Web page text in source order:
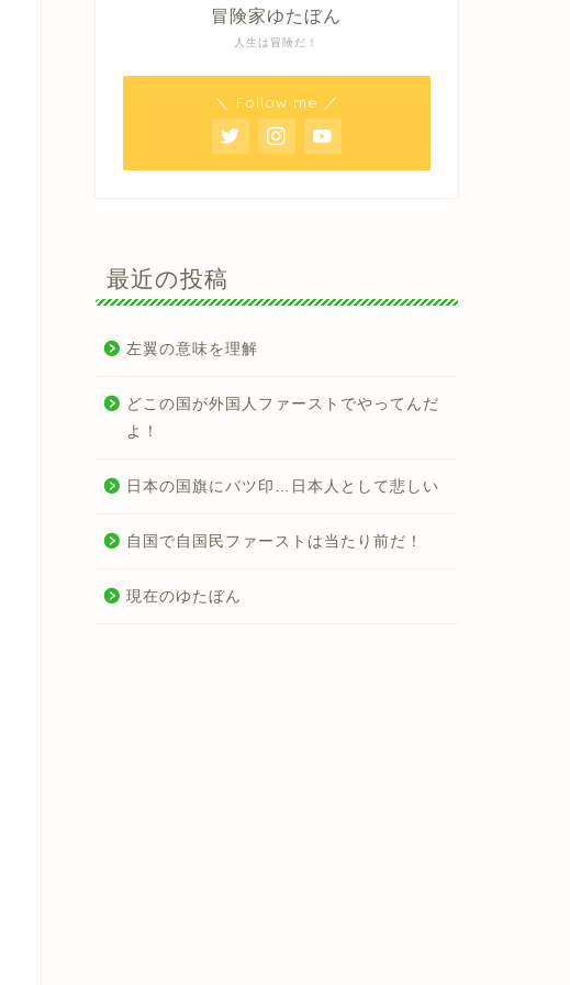
人生は冒険だ！
冒険家ゆたぼん
＼ Follow me ／
最近の投稿
左翼の意味を理解
どこの国が外国人ファーストでやってんだ
よ！
日本の国旗にバツ印…日本人として悲しい
自国で自国民ファーストは当たり前だ！
現在のゆたぼん